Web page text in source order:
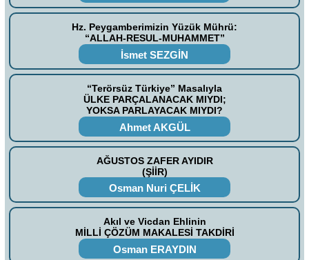
Hz. Peygamberimizin Yüzük Mührü:
“ALLAH-RESUL-MUHAMMET”
İsmet SEZGİN
“Terörsüz Türkiye” Masalıyla
ÜLKE PARÇALANACAK MIYDI;
YOKSA PARLAYACAK MIYDI?
Ahmet AKGÜL
AĞUSTOS ZAFER AYIDIR
(ŞİİR)
Osman Nuri ÇELİK
Akıl ve Vicdan Ehlinin
MİLLİ ÇÖZÜM MAKALESİ TAKDİRİ
Osman ERAYDIN